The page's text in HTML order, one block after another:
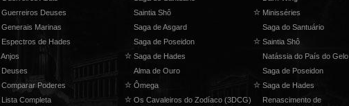
Guerreiros Deuses
Generais Marinas
Espectros de Hades
Anjos
Deuses
Comparar Poderes
Lista Completa
Saintia Shô
Saga de Asgard
Saga de Poseidon
☆ Saga de Hades
Alma de Ouro
☆ Ômega
☆ Os Cavaleiros do Zodíaco (3DCG)
☆ Minisséries
Saga do Santuário
☆ Saintia Shô
Natássia do País do Gelo
Saga de Poseidon
☆ Saga de Hades
Renascimento de